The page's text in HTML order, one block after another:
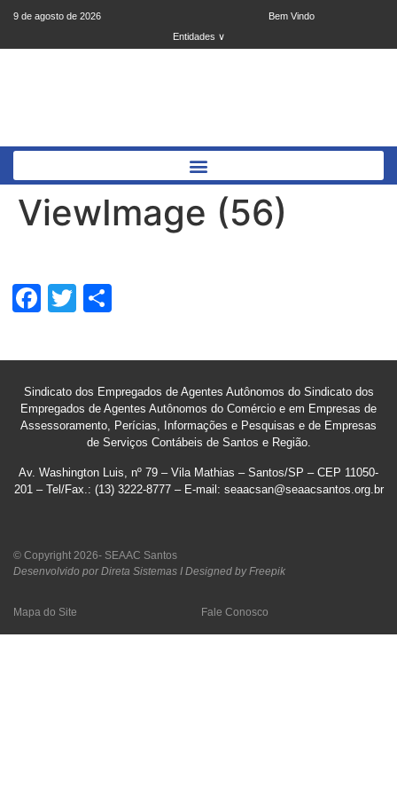
9 de agosto de 2026
Bem Vindo
Entidades ∨
ViewImage (56)
Facebook
Twitter
Sindicato dos Empregados de Agentes Autônomos do Sindicato dos
Empregados de Agentes Autônomos do Comércio e em Empresas de
Assessoramento, Perícias, Informações e Pesquisas e de Empresas
de Serviços Contábeis de Santos e Região.
Av. Washington Luis, nº 79 – Vila Mathias – Santos/SP – CEP 11050-
201 – Tel/Fax.: (13) 3222-8777 – E-mail: seaacsan@seaacsantos.org.br
© Copyright 2026- SEAAC Santos
Desenvolvido por Direta Sistemas I Designed by Freepik
Mapa do Site Fale Conosco